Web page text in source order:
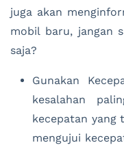
juga akan
mobil baru, jangan
saja?
Gunakan
kesalahan
kecepatan yang
mengujui